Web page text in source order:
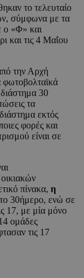
το τελευταίο
σύμφωνα με τα
ο «Φ» και
και τις 4 Μαΐου
την Αρχή
φωτοβολταϊκά
30
τα
εκτός
φορές και
είναι σε
πίνακα, η
30ήμερο, ενώ σε
17, με μία μόνο
ομάδες
τις 17